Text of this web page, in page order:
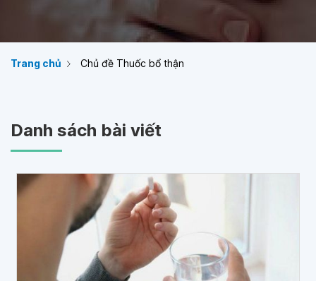
Trang chủ Chủ đề Thuốc bổ thận
Danh sách bài viết